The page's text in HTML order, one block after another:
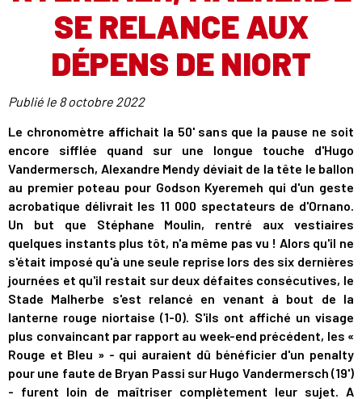
SE RELANCE AUX
DÉPENS DE NIORT
Publié le 8 octobre 2022
Le chronomètre affichait la 50' sans que la pause ne soit
encore sifflée quand sur une longue touche d'Hugo
Vandermersch, Alexandre Mendy déviait de la tête le ballon
au premier poteau pour Godson Kyeremeh qui d'un geste
acrobatique délivrait les 11 000 spectateurs de d'Ornano.
Un but que Stéphane Moulin, rentré aux vestiaires
quelques instants plus tôt, n'a même pas vu ! Alors qu'il ne
s'était imposé qu'à une seule reprise lors des six dernières
journées et qu'il restait sur deux défaites consécutives, le
Stade Malherbe s'est relancé en venant à bout de la
lanterne rouge niortaise (1-0). S'ils ont affiché un visage
plus convaincant par rapport au week-end précédent, les «
Rouge et Bleu » - qui auraient dû bénéficier d'un penalty
pour une faute de Bryan Passi sur Hugo Vandermersch (19')
- furent loin de maîtriser complètement leur sujet. A